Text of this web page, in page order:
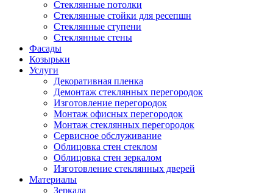
Стеклянные потолки
Стеклянные стойки для ресепшн
Стеклянные ступени
Стеклянные стены
Фасады
Козырьки
Услуги
Декоративная пленка
Демонтаж стеклянных перегородок
Изготовление перегородок
Монтаж офисных перегородок
Монтаж стеклянных перегородок
Сервисное обслуживание
Облицовка стен стеклом
Облицовка стен зеркалом
Изготовление стеклянных дверей
Материалы
Зеркала